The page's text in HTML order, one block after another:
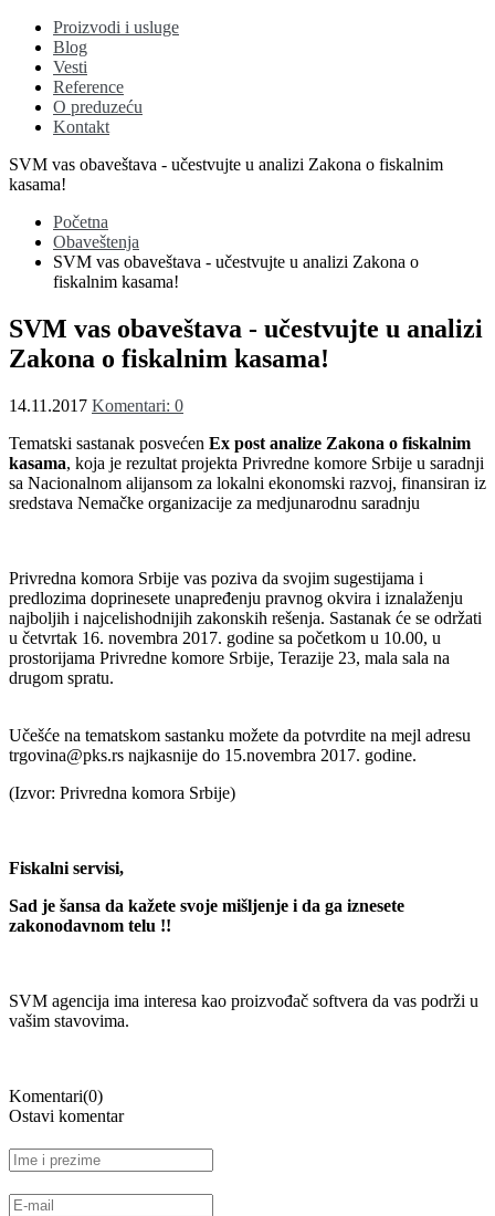
Proizvodi i usluge
Blog
Vesti
Reference
O preduzeću
Kontakt
SVM vas obaveštava - učestvujte u analizi Zakona o fiskalnim
kasama!
Početna
Obaveštenja
SVM vas obaveštava - učestvujte u analizi Zakona o
fiskalnim kasama!
SVM vas obaveštava - učestvujte u analizi
Zakona o fiskalnim kasama!
14.11.2017 Komentari: 0
Tematski sastanak posvećen Ex post analize Zakona o fiskalnim
kasama, koja je rezultat projekta Privredne komore Srbije u saradnji
sa Nacionalnom alijansom za lokalni ekonomski razvoj, finansiran iz
sredstava Nemačke organizacije za medjunarodnu saradnju
Privredna komora Srbije vas poziva da svojim sugestijama i
predlozima doprinesete unapređenju pravnog okvira i iznalaženju
najboljih i najcelishodnijih zakonskih rešenja. Sastanak će se održati
u četvrtak 16. novembra 2017. godine sa početkom u 10.00, u
prostorijama Privredne komore Srbije, Terazije 23, mala sala na
drugom spratu.
Učešće na tematskom sastanku možete da potvrdite na mejl adresu
trgovina@pks.rs najkasnije do 15.novembra 2017. godine.
(Izvor: Privredna komora Srbije)
Fiskalni servisi,
Sad je šansa da kažete svoje mišljenje i da ga iznesete
zakonodavnom telu !!
SVM agencija ima interesa kao proizvođač softvera da vas podrži u
vašim stavovima.
Komentari(0)
Ostavi komentar